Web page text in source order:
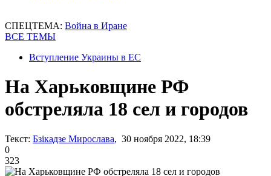
СПЕЦТЕМА: Война в Иране
ВСЕ ТЕМЫ
Вступление Украины в ЕС
На Харьковщине РФ
обстреляла 18 сел и городов
Текст: Бзікадзе Мирослава, 30 ноября 2022, 18:39
0
323